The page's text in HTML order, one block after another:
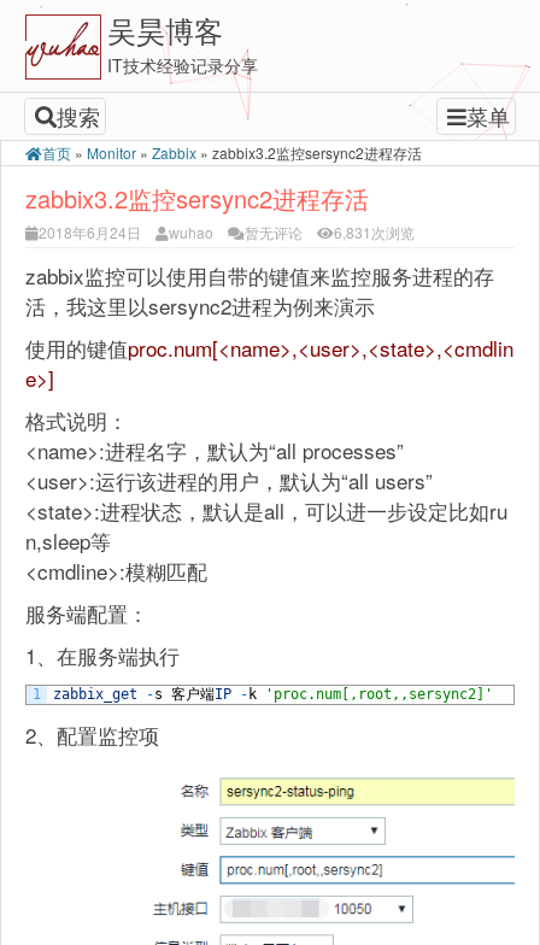
吴昊博客
IT技术经验记录分享
搜索 菜单
首页 » Monitor » Zabbix » zabbix3.2监控sersync2进程存活
zabbix3.2监控sersync2进程存活
2018年6月24日 wuhao 暂无评论 6,831次浏览
zabbix监控可以使用自带的键值来监控服务进程的存
活，我这里以sersync2进程为例来演示
使用的键值proc.num[<name>,<user>,<state>,<cmdlin
e>]
格式说明：
<name>:进程名字，默认为“all processes”
<user>:运行该进程的用户，默认为“all users”
<state>:进程状态，默认是all，可以进一步设定比如ru
n,sleep等
<cmdline>:模糊匹配
服务端配置：
1、在服务端执行
1 zabbix_get -s 客户端IP - k 'proc.num[,root,,sersync2]'
2、配置监控项